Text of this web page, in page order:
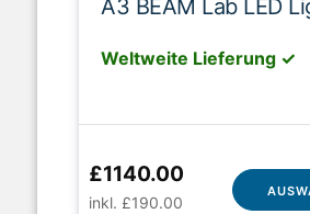
A3 BEAM Lab LED
Weltweite Lieferung ✓
£1140.00
inkl. £190.00